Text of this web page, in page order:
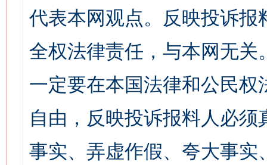
代表本网观点。反映投诉
全权法律责任，与本网无
一定要在本国法律和公民
自由，反映投诉报料人必
事实、弄虚作假、夸大事